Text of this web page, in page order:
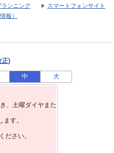
ランニング
スマートフォンサイト
報）
正)
中 大
、⼟曜ダイヤまた
す。
ださい。